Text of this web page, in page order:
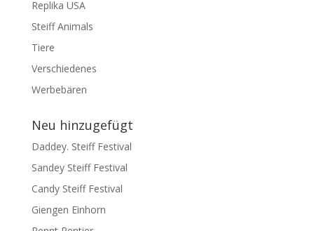
Replika USA
Steiff Animals
Tiere
Verschiedenes
Werbebären
Neu hinzugefügt
Daddey. Steiff Festival
Sandey Steiff Festival
Candy Steiff Festival
Giengen Einhorn